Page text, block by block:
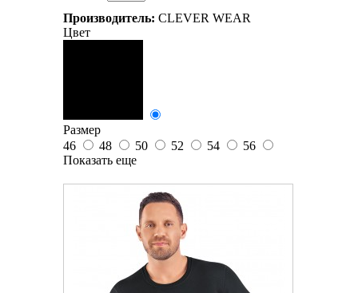
Производитель: CLEVER WEAR
Цвет
Размер
46
48 50 52 54
56
Показать еще